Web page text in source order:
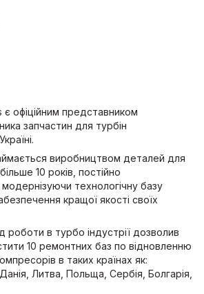
є офіційним представником
запчастин для турбін
виробництвом деталей для
10 років, постійно
технологічну базу
кращої якості своїх
роботи в турбо індустрії дозволив
10 ремонтних баз по відновленню
в таких країнах як:
Литва, Польща, Сербія, Болгарія,